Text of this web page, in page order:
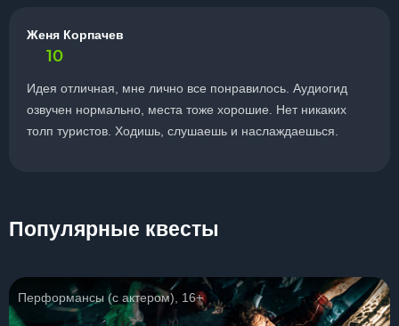
Женя Корпачев
10
Идея отличная, мне лично все понравилось. Аудиогид
озвучен нормально, места тоже хорошие. Нет никаких
толп туристов. Ходишь, слушаешь и наслаждаешься.
Популярные квесты
Перформансы (с актером), 16+